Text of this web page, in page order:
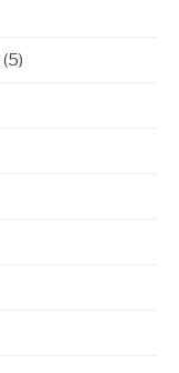
(5)